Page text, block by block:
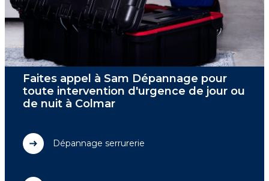
Faites appel à Sam Dépannage pour
toute intervention d'urgence de jour ou
de nuit à Colmar
Dépannage serrurerie